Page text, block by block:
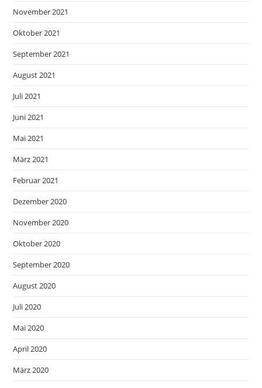
November 2021
Oktober 2021
September 2021
August 2021
Juli 2021
Juni 2021
Mai 2021
März 2021
Februar 2021
Dezember 2020
November 2020
Oktober 2020
September 2020
August 2020
Juli 2020
Mai 2020
April 2020
März 2020